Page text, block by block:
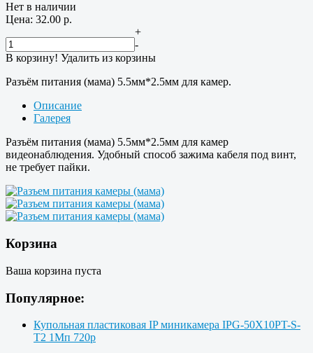
Нет в наличии
Цена: 32.00 р.
+
-
В корзину! Удалить из корзины
Разъём питания (мама) 5.5мм*2.5мм для камер.
Описание
Галерея
Разъём питания (мама) 5.5мм*2.5мм для камер
видеонаблюдения. Удобный способ зажима кабеля под винт,
не требует пайки.
Корзина
Ваша корзина пуста
Популярное:
Купольная пластиковая IP миникамера IPG-50X10PT-S-
T2 1Мп 720p